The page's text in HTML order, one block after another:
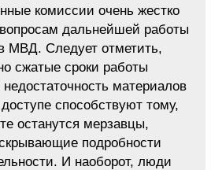
комиссии очень жестко
дальнейшей работы
МВД. Следует отметить,
сжатые сроки работы
материалов
способствуют тому,
останутся мерзавцы,
подробности
И наоборот, люди